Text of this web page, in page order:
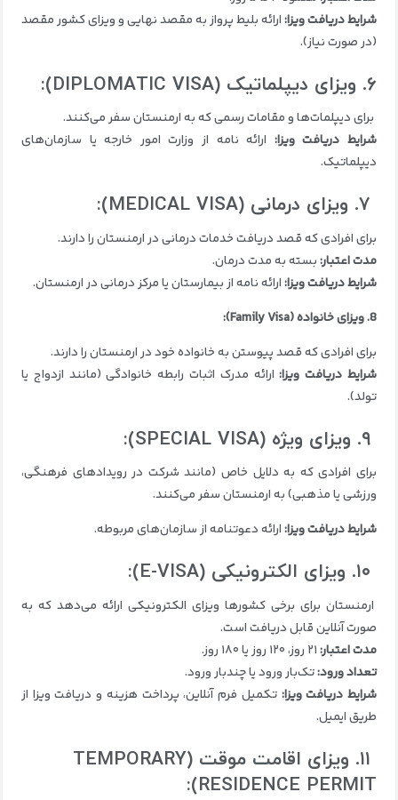
شرایط دریافت ویزا:ارائه بلیط پرواز به مقصد نهایی و ویزای کشور مقصد
(در صورت نیاز).
۶. ویزای دیپلماتیک (DIPLOMATIC VISA):
برای دیپلمات‌ها و مقامات رسمی که به ارمنستان سفر می‌کنند.
شرایط دریافت ویزا: ارائه نامه از وزارت امور خارجه یا سازمان‌های
دیپلماتیک.
برای افرادی که قصد دریافت خدمات درمانی در ارمنستان را دارند.
مدت اعتبار:بسته به مدت درمان.
شرایط دریافت ویزا:ارائه نامه از بیمارستان یا مرکز درمانی در ارمنستان.
8. ویزای خانواده (Family Visa):
برای افرادی که قصد پیوستن به خانواده خود در ارمنستان را دارند.
شرایط دریافت ویزا:ارائه مدرک اثبات رابطه خانوادگی (مانند ازدواج یا
تولد).
برای افرادی که به دلایل خاص (مانند شرکت در رویدادهای فرهنگی،
ورزشی یا مذهبی) به ارمنستان سفر می‌کنند.
شرایط دریافت ویزا:ارائه دعوتنامه از سازمان‌های مربوطه.
ارمنستان برای برخی کشورها ویزای الکترونیکی ارائه می‌دهد که به
صورت آنلاین قابل دریافت است.
مدت اعتبار:
تعداد ورود:تک‌بار ورود یا چندبار ورود.
شرایط دریافت ویزا: تکمیل فرم آنلاین، پرداخت هزینه و دریافت ویزا از
طریق ایمیل.
۱۱. ویزای اقامت موقت (TEMPORARY
RESIDENCE PERMIT):